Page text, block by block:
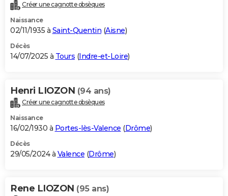
Destinations
City break
Voyage nature
Voyage de noces
Forum
Climat
+PHOTO
GUIDES D'ACHAT
BONS PLANS
Carte de Noël
Carte Bonne année
Carte Saint-Valentin
Carte Pâques
Carte d'anniversaire
DICTIONNAIRE
Dictionnaire
Biographies
Citations
Expressions
Proverbes
PROGRAMME TV
S'inscrire
Se connecter
Lycées
Collèges
Primaires
Universités
Entreprises
Service militaire
Avis de recherche
AVIS DE DÉCÈS
Créer une cagnotte obsèques
Naissance
02/11/1935 à Saint-Quentin (Aisne)
Décès
14/07/2025 à Tours (Indre-et-Loire)
Henri LIOZON (94 ans)
Créer une cagnotte obsèques
Naissance
16/02/1930 à Portes-lès-Valence (Drôme)
Décès
29/05/2024 à Valence (Drôme)
Rene LIOZON (95 ans)